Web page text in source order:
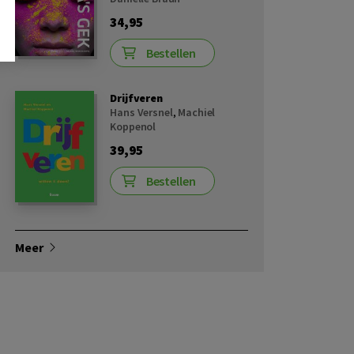
34,95
Bestellen
Drijfveren
Hans Versnel, Machiel
Koppenol
39,95
Bestellen
Meer